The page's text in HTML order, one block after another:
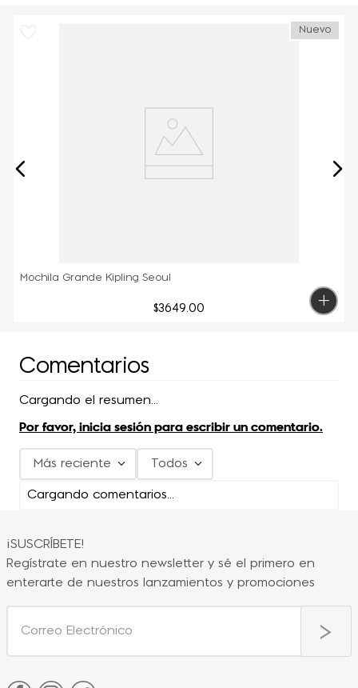
Nuevo
Mochila Grande Kipling Seoul
$3649.00
Comentarios
Cargando el resumen…
Por favor, inicia sesión para escribir un comentario.
Más reciente Todos
Cargando comentarios…
¡SUSCRÍBETE!
Regístrate en nuestro newsletter y sé el primero en
enterarte de nuestros lanzamientos y promociones